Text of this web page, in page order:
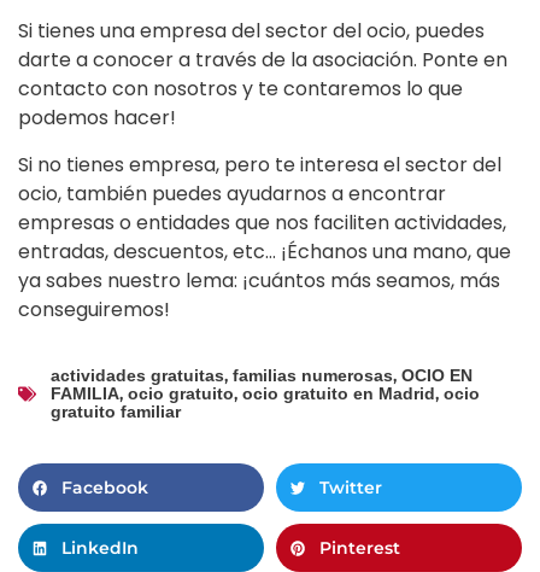
Si tienes una empresa del sector del ocio, puedes
darte a conocer a través de la asociación. Ponte en
contacto con nosotros y te contaremos lo que
podemos hacer!
Si no tienes empresa, pero te interesa el sector del
ocio, también puedes ayudarnos a encontrar
empresas o entidades que nos faciliten actividades,
entradas, descuentos, etc… ¡Échanos una mano, que
ya sabes nuestro lema: ¡cuántos más seamos, más
conseguiremos!
actividades gratuitas, familias numerosas, OCIO EN
FAMILIA, ocio gratuito, ocio gratuito en Madrid, ocio
gratuito familiar
Facebook Twitter
LinkedIn Pinterest